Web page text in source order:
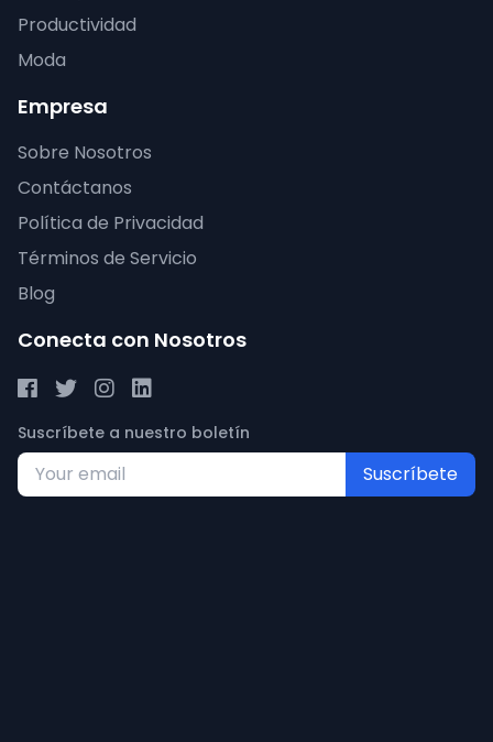
Productividad
Moda
Empresa
Sobre Nosotros
Contáctanos
Política de Privacidad
Términos de Servicio
Blog
Conecta con Nosotros
Suscríbete a nuestro boletín
Suscríbete